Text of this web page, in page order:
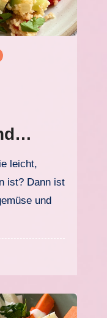
ist? Dann ist
und